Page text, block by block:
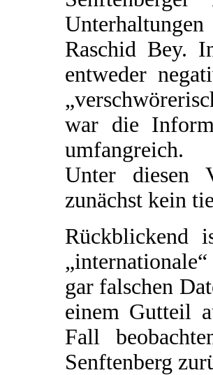
Raschid Bey.
entweder
war die
umfangreich.
Unter diesen
zunächst kein
Rückblickend
gar falschen
einem Gutteil
Fall
Senftenberg